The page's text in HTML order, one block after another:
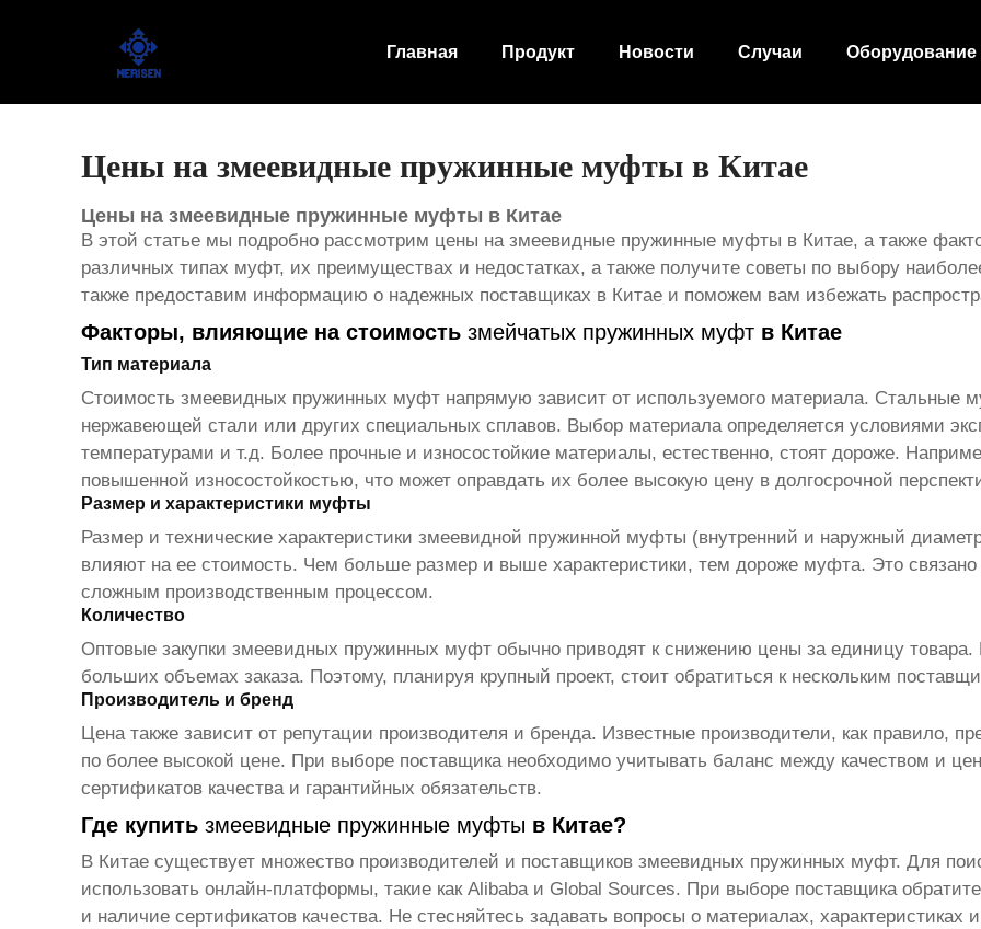
Главная Продукт Новости Случаи Оборудование
Оборудование завода
Цены на змеевидные пружинные муфты в Китае
Цены на змеевидные пружинные муфты в Китае
В этой статье мы подробно рассмотрим цены на змеевидные пружинные муфты в Китае, а также
различных типах муфт, их преимуществах и недостатках, а также получите советы по выбору
также предоставим информацию о надежных поставщиках в Китае и поможем вам избежать
Факторы, влияющие на стоимость змейчатых пружинных муфтв Китае
Тип материала
Стоимость змеевидных пружинных муфтнапрямую зависит от используемого материала.
нержавеющей стали или других специальных сплавов. Выбор материала определяется условиями
температурами и т.д. Более прочные и износостойкие материалы, естественно, стоят дороже.
повышенной износостойкостью, что может оправдать их более высокую цену в долгосрочной
Размер и характеристики муфты
Размер и технические характеристики змеевидной пружинной муфты (внутренний и наружный
влияют на ее стоимость. Чем больше размер и выше характеристики, тем дороже муфта. Это
сложным производственным процессом.
Количество
Оптовые закупки змеевидных пружинных муфтобычно приводят к снижению цены за единицу товара.
больших объемах заказа. Поэтому, планируя крупный проект, стоит обратиться к нескольким
Производитель и бренд
Цена также зависит от репутации производителя и бренда. Известные производители, как правило,
по более высокой цене. При выборе поставщика необходимо учитывать баланс между качеством и
сертификатов качества и гарантийных обязательств.
Где купить змеевидные пружинные муфты в Китае?
В Китае существует множество производителей и поставщиков змеевидных пружинных муфт. Для
использовать онлайн-платформы, такие как Alibaba и Global Sources. При выборе поставщика
и наличие сертификатов качества. Не стесняйтесь задавать вопросы о материалах, характеристиках